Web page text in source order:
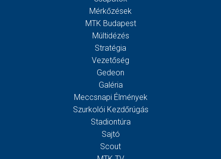
Mérkőzések
MTK Budapest
Múltidézés
Stratégia
Vezetőség
Gedeon
Galéria
Meccsnapi Élmények
Szurkolói Kezdőrúgás
Stadiontúra
Sajtó
Scout